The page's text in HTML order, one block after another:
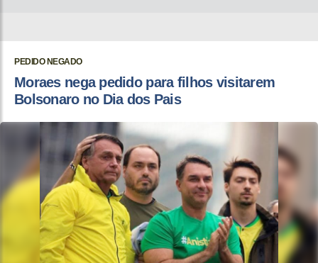
PEDIDO NEGADO
Moraes nega pedido para filhos visitarem
Bolsonaro no Dia dos Pais